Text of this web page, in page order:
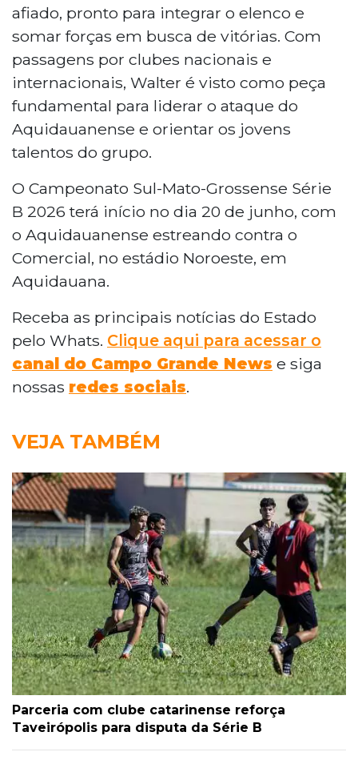
afiado, pronto para integrar o elenco e
somar forças em busca de vitórias. Com
passagens por clubes nacionais e
internacionais, Walter é visto como peça
fundamental para liderar o ataque do
Aquidauanense e orientar os jovens
talentos do grupo.
O Campeonato Sul-Mato-Grossense Série
B 2026 terá início no dia 20 de junho, com
o Aquidauanense estreando contra o
Comercial, no estádio Noroeste, em
Aquidauana.
Receba as principais notícias do Estado
pelo Whats. Clique aqui para acessar o
canal do Campo Grande News e siga
nossas redes sociais.
VEJA TAMBÉM
Parceria com clube catarinense reforça
Taveirópolis para disputa da Série B